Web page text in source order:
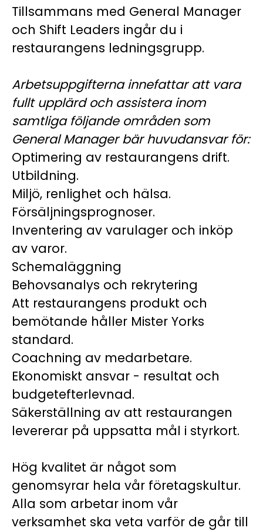
Tillsammans med General Manager
och Shift Leaders ingår du i
restaurangens ledningsgrupp.
Arbetsuppgifterna innefattar att vara
fullt upplärd och assistera inom
samtliga följande områden som
General Manager bär huvudansvar för:
Optimering av restaurangens drift.
Utbildning.
Miljö, renlighet och hälsa.
Försäljningsprognoser.
Inventering av varulager och inköp
av varor.
Schemaläggning
Behovsanalys och rekrytering
Att restaurangens produkt och
bemötande håller Mister Yorks
standard.
Coachning av medarbetare.
Ekonomiskt ansvar - resultat och
budgetefterlevnad.
Säkerställning av att restaurangen
levererar på uppsatta mål i styrkort.
Hög kvalitet är något som
genomsyrar hela vår företagskultur.
Alla som arbetar inom vår
verksamhet ska veta varför de går till